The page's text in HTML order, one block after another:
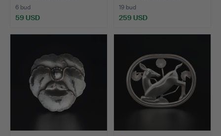
6 bud
59 USD
19 bud
259 USD